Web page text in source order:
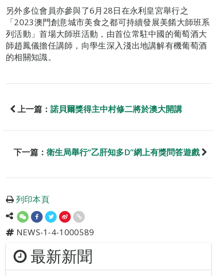
另外多位會員亦參與了6月28日在永利皇宮舉行之
「2023澳門創意城市美食之都可持續發展美餚大師班系
列活動」首場大師班活動，由首位常駐中國的葡萄酒大
師趙鳳儀擔任講師，向學生深入淺出地講解有機葡萄酒
的相關知識。
上一篇： 諾貝爾獎得主中村修二將於澳大開講
下一篇： 衛生局舉行“乙肝知多D”網上有獎問答遊戲
列印本頁
NEWS-1-4-1000589
最新新聞